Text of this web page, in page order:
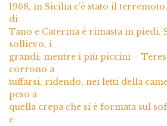
1968, in Sicilia c’è stato il
di
Tano e Caterina è rimasta in piedi.
sollievo, i
grandi; mentre i più piccini –
corrono a
tuffarsi, ridendo, nei letti della
peso a
quella crepa che si è formata sul
e